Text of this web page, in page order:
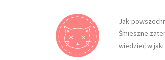
Jak
Śmieszne
wiedzieć w